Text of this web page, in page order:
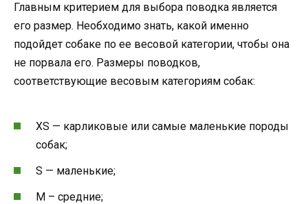
Главным критерием для выбора поводка является
его размер. Необходимо знать, какой именно
подойдет собаке по ее весовой категории, чтобы она
не порвала его. Размеры поводков,
соответствующие весовым категориям собак:
XS — карликовые или самые маленькие породы
собак;
S — маленькие;
M – средние;